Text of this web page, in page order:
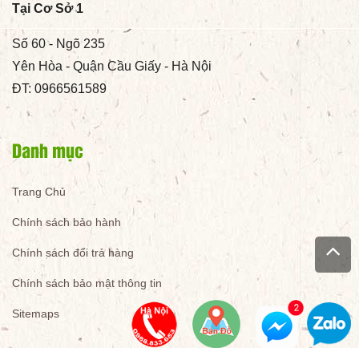
Tại Cơ Sở 1
Số 60 - Ngõ 235
Yên Hòa - Quận Cầu Giấy - Hà Nội
ĐT: 0966561589
Danh mục
Trang Chủ
Chính sách bảo hành
Chính sách đổi trả hàng
Chính sách bảo mật thông tin
Sitemaps